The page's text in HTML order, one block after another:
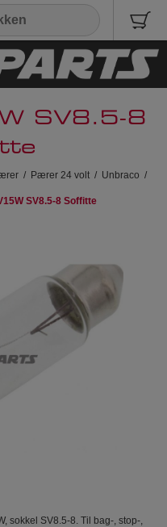
SV8.5-8
/ Pærer 24 volt / Unbraco /
SV8.5-8 Soffitte
sokkel SV8.5-8. Til bag-, stop-,